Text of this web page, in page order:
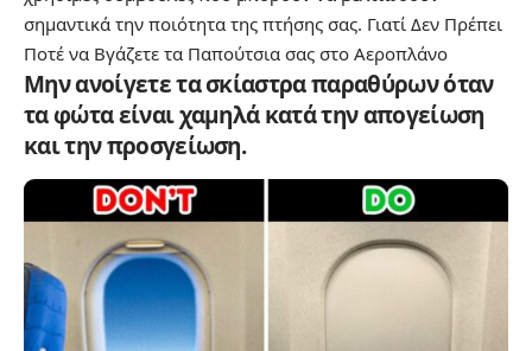
σημαντικά την ποιότητα της πτήσης σας. Γιατί Δεν Πρέπει
Ποτέ να Βγάζετε τα Παπούτσια σας στο Αεροπλάνο
Μην ανοίγετε τα σκίαστρα παραθύρων όταν
τα φώτα είναι χαμηλά κατά την απογείωση
και την προσγείωση.